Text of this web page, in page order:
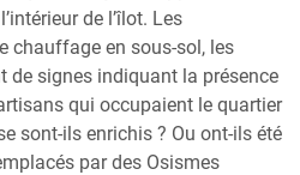
de l’îlot. Les
chauffage en sous-sol, les
de signes indiquant la présence
qui occupaient le quartier
sont-ils enrichis ? Ou ont-ils été
par des Osismes